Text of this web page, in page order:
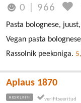
0 966
Pasta bolognese,
Vegan pasta
Rassolnik peekoniga.
Aplaus 1870
KESKLINN